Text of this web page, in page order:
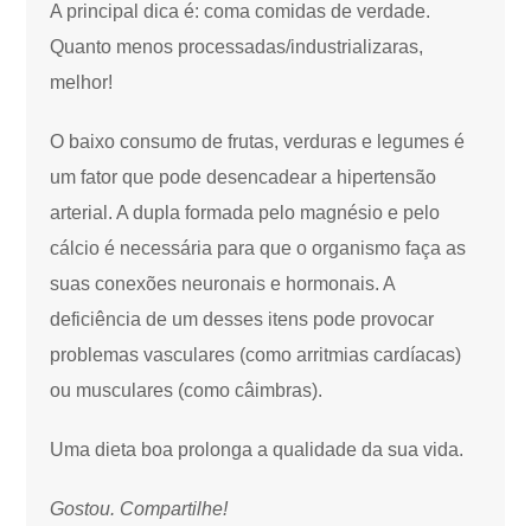
A principal dica é: coma comidas de verdade.
Quanto menos processadas/industrializaras,
melhor!
O baixo consumo de frutas, verduras e legumes é
um fator que pode desencadear a hipertensão
arterial. A dupla formada pelo magnésio e pelo
cálcio é necessária para que o organismo faça as
suas conexões neuronais e hormonais. A
deficiência de um desses itens pode provocar
problemas vasculares (como arritmias cardíacas)
ou musculares (como câimbras).
Uma dieta boa prolonga a qualidade da sua vida.
Gostou. Compartilhe!